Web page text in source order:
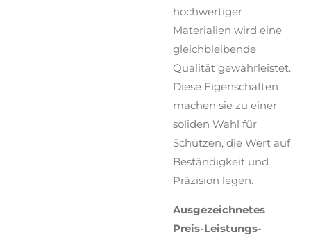
hochwertiger
Materialien wird eine
gleichbleibende
Qualität gewährleistet.
Diese Eigenschaften
machen sie zu einer
soliden Wahl für
Schützen, die Wert auf
Beständigkeit und
Präzision legen.
Ausgezeichnetes
Preis-Leistungs-